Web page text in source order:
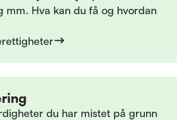
mm. Hva kan du få og hvordan
du har mistet på grunn